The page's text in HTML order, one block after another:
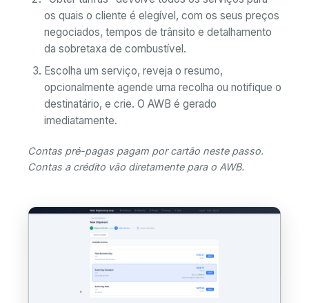
os quais o cliente é elegível, com os seus preços
negociados, tempos de trânsito e detalhamento
da sobretaxa de combustível.
Escolha um serviço, reveja o resumo,
opcionalmente agende uma recolha ou notifique o
destinatário, e crie. O AWB é gerado
imediatamente.
Contas pré-pagas pagam por cartão neste passo.
Contas a crédito vão diretamente para o AWB.